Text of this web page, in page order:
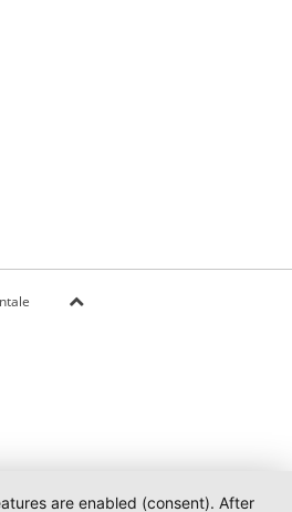
are enabled (consent). After